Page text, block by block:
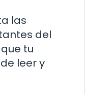
las
del
tu
leer y